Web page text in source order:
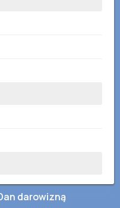
darowizną